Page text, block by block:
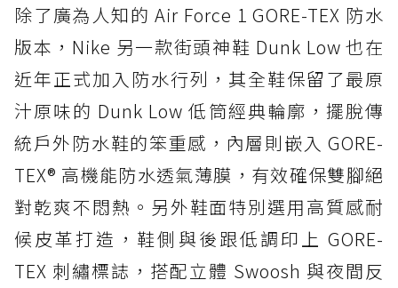
除了廣為人知的 Air Force 1 GORE-TEX 防水
版本，Nike 另一款街頭神鞋 Dunk Low 也在
近年正式加入防水行列，其全鞋保留了最原
汁原味的 Dunk Low 低筒經典輪廓，擺脫傳
統戶外防水鞋的笨重感，內層則嵌入 GORE-
TEX® 高機能防水透氣薄膜，有效確保雙腳絕
對乾爽不悶熱。另外鞋面特別選用高質感耐
候皮革打造，鞋側與後跟低調印上 GORE-
TEX 刺繡標誌，搭配立體 Swoosh 與夜間反